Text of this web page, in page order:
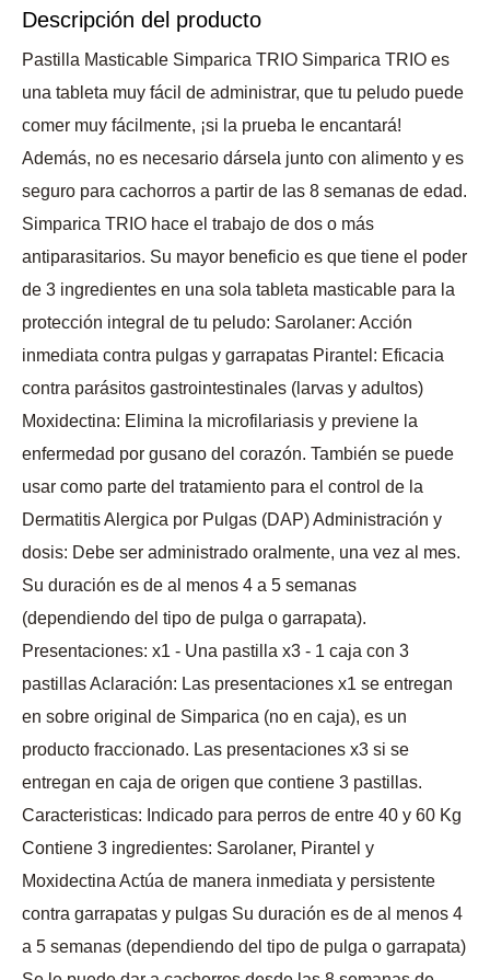
Descripción del producto
Pastilla Masticable Simparica TRIO Simparica TRIO es
una tableta muy fácil de administrar, que tu peludo puede
comer muy fácilmente, ¡si la prueba le encantará!
Además, no es necesario dársela junto con alimento y es
seguro para cachorros a partir de las 8 semanas de edad.
Simparica TRIO hace el trabajo de dos o más
antiparasitarios. Su mayor beneficio es que tiene el poder
de 3 ingredientes en una sola tableta masticable para la
protección integral de tu peludo: Sarolaner: Acción
inmediata contra pulgas y garrapatas Pirantel: Eficacia
contra parásitos gastrointestinales (larvas y adultos)
Moxidectina: Elimina la microfilariasis y previene la
enfermedad por gusano del corazón. También se puede
usar como parte del tratamiento para el control de la
Dermatitis Alergica por Pulgas (DAP) Administración y
dosis: Debe ser administrado oralmente, una vez al mes.
Su duración es de al menos 4 a 5 semanas
(dependiendo del tipo de pulga o garrapata).
Presentaciones: x1 - Una pastilla x3 - 1 caja con 3
pastillas Aclaración: Las presentaciones x1 se entregan
en sobre original de Simparica (no en caja), es un
producto fraccionado. Las presentaciones x3 si se
entregan en caja de origen que contiene 3 pastillas.
Caracteristicas: Indicado para perros de entre 40 y 60 Kg
Contiene 3 ingredientes: Sarolaner, Pirantel y
Moxidectina Actúa de manera inmediata y persistente
contra garrapatas y pulgas Su duración es de al menos 4
a 5 semanas (dependiendo del tipo de pulga o garrapata)